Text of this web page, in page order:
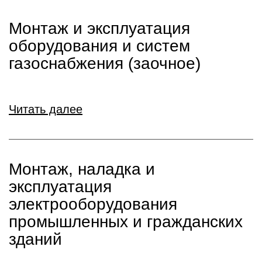
Монтаж и эксплуатация
оборудования и систем
газоснабжения (заочное)
Читать далее
Монтаж, наладка и
эксплуатация
электрооборудования
промышленных и гражданских
зданий